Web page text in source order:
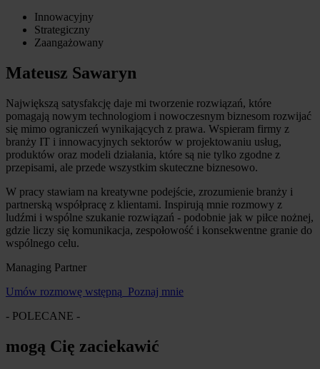
Innowacyjny
Strategiczny
Zaangażowany
Mateusz Sawaryn
Największą satysfakcję daje mi tworzenie rozwiązań, które
pomagają nowym technologiom i nowoczesnym biznesom rozwijać
się mimo ograniczeń wynikających z prawa. Wspieram firmy z
branży IT i innowacyjnych sektorów w projektowaniu usług,
produktów oraz modeli działania, które są nie tylko zgodne z
przepisami, ale przede wszystkim skuteczne biznesowo.
W pracy stawiam na kreatywne podejście, zrozumienie branży i
partnerską współpracę z klientami. Inspirują mnie rozmowy z
ludźmi i wspólne szukanie rozwiązań - podobnie jak w piłce nożnej,
gdzie liczy się komunikacja, zespołowość i konsekwentne granie do
wspólnego celu.
Managing Partner
Umów rozmowę wstępną Poznaj mnie
- POLECANE -
mogą Cię zaciekawić